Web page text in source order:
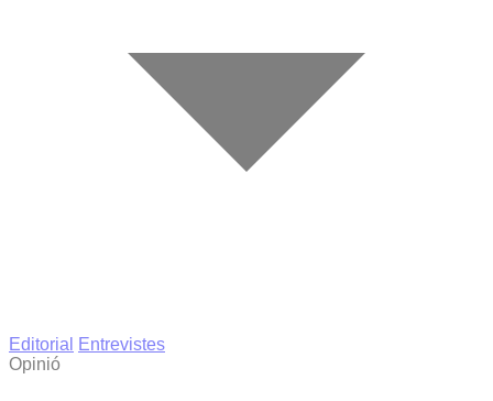
Editorial
Entrevistes
Opinió